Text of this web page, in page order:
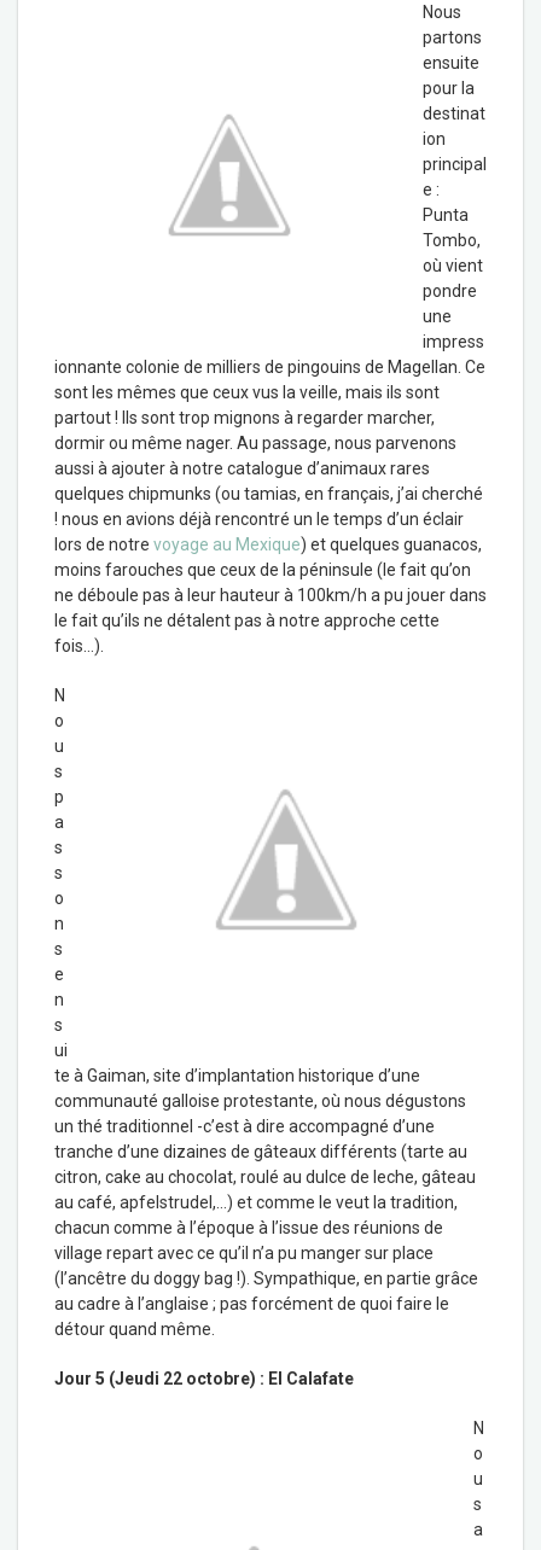
Nous
partons
ensuite
pour la
destinat
ion
principal
e :
Punta
Tombo,
où vient
pondre
une
impress
ionnante colonie de milliers de pingouins de Magellan. Ce
sont les mêmes que ceux vus la veille, mais ils sont
partout ! Ils sont trop mignons à regarder marcher,
dormir ou même nager. Au passage, nous parvenons
aussi à ajouter à notre catalogue d’animaux rares
quelques chipmunks (ou tamias, en français, j’ai cherché
! nous en avions déjà rencontré un le temps d’un éclair
lors de notre voyage au Mexique) et quelques guanacos,
moins farouches que ceux de la péninsule (le fait qu’on
ne déboule pas à leur hauteur à 100km/h a pu jouer dans
le fait qu’ils ne détalent pas à notre approche cette
fois…).
N
o
u
s
p
a
s
s
o
n
s
e
n
s
ui
te à Gaiman, site d’implantation historique d’une
communauté galloise protestante, où nous dégustons
un thé traditionnel -c’est à dire accompagné d’une
tranche d’une dizaines de gâteaux différents (tarte au
citron, cake au chocolat, roulé au dulce de leche, gâteau
au café, apfelstrudel,…) et comme le veut la tradition,
chacun comme à l’époque à l’issue des réunions de
village repart avec ce qu’il n’a pu manger sur place
(l’ancêtre du doggy bag !). Sympathique, en partie grâce
au cadre à l’anglaise ; pas forcément de quoi faire le
détour quand même.
Jour 5 (Jeudi 22 octobre) : El Calafate
N
o
u
s
a